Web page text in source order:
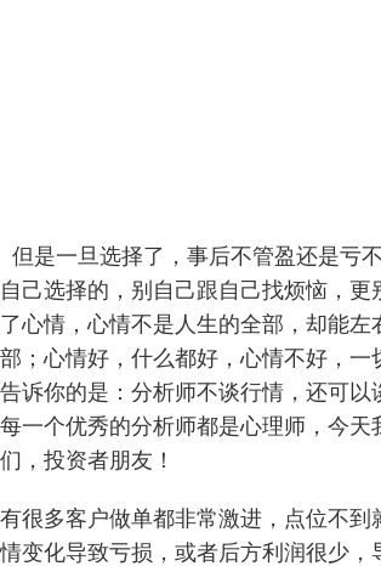
但是一旦选择了，事后不管盈还是亏
自己选择的，别自己跟自己找烦恼，更
了心情，心情不是人生的全部，却能左
部；心情好，什么都好，心情不好，一
告诉你的是：分析师不谈行情，还可以
每一个优秀的分析师都是心理师，今天
们，投资者朋友！
有很多客户做单都非常激进，点位不到
情变化导致亏损，或者后方利润很少，